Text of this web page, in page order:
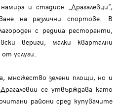
и стадион „Драгалевци”,
на различни спортове. В
с редица ресторанти,
вериги, малки квартални
услуги.
множество зелени площи, но и
се утвърждава като
райони сред купувачите